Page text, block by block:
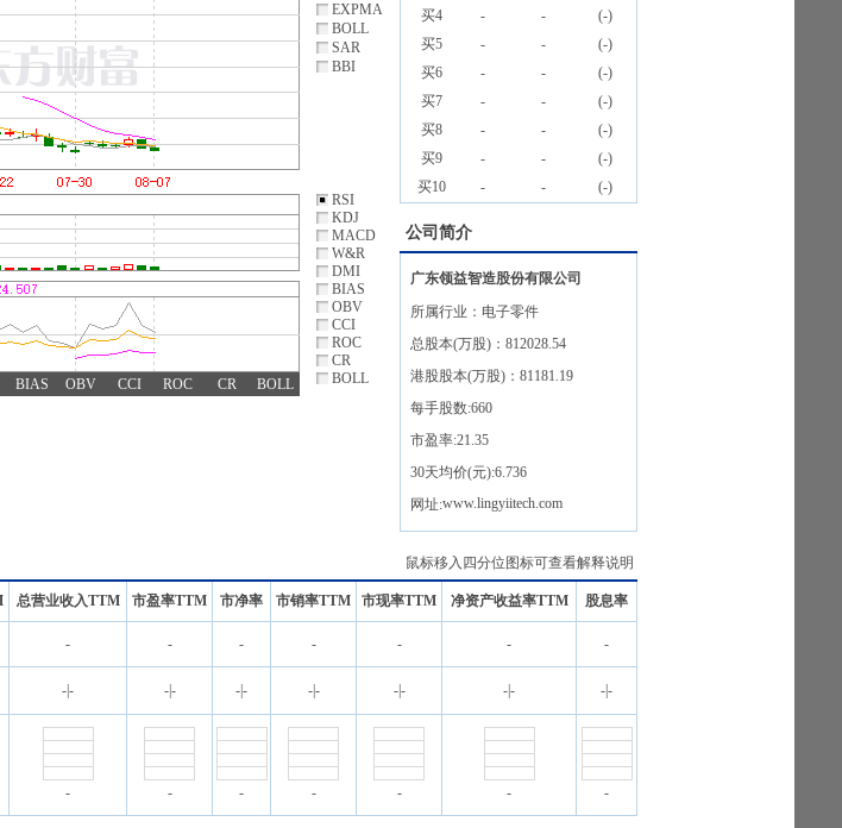
EXPMA
BOLL
SAR
BBI
RSI
KDJ
MACD
W&R
DMI
BIAS
OBV
CCI
ROC
CR
BOLL
BIAS OBV CCI ROC CR BOLL
买4
- - (-)
买5
- - (-)
买6
- - (-)
买7
- - (-)
买8
- - (-)
买9
- - (-)
买10
- - (-)
公司简介
广东领益智造股份有限公司
所属行业： 电子零件
总股本(万股)： 812028.54
港股股本(万股)： 81181.19
每手股数:660
市盈率:21.35
30天均价(元):6.736
网址:www.lingyiitech.com
鼠标移入四分位图标可查看解释说明
总营业收入TTM 市盈率TTM 市净率 市销率TTM 市现率TTM 净资产收益率TTM 股息率
- - - - - - -
-- -|- -- -|- -|- -- --
- - - - - - -